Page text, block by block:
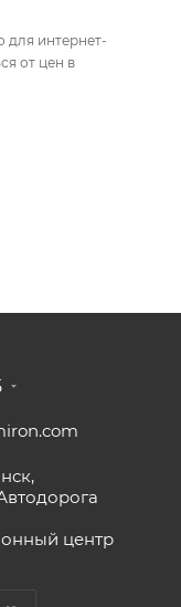
для интернет-
от цен в
центр